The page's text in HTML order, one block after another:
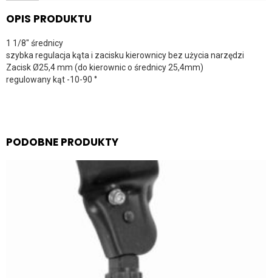
OPIS PRODUKTU
1 1/8″ średnicy
szybka regulacja kąta i zacisku kierownicy bez użycia narzędzi
Zacisk Ø25,4 mm (do kierownic o średnicy 25,4mm)
regulowany kąt -10-90 °
PODOBNE PRODUKTY